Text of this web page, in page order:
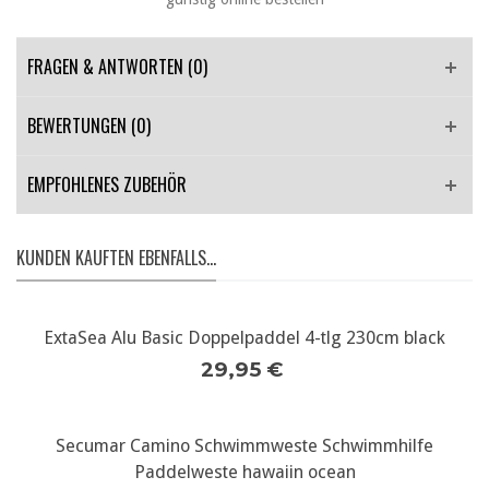
FRAGEN & ANTWORTEN (0)
BEWERTUNGEN (0)
EMPFOHLENES ZUBEHÖR
KUNDEN KAUFTEN EBENFALLS...
ExtaSea Alu Basic Doppelpaddel 4-tlg 230cm black
29,95 €
Secumar Camino Schwimmweste Schwimmhilfe
Paddelweste hawaiin ocean